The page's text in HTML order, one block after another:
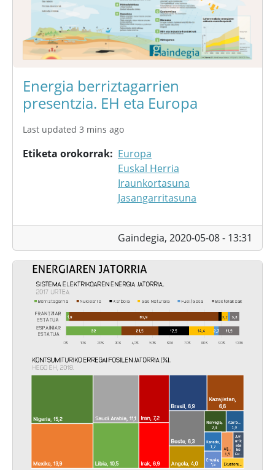
Energia berriztagarrien
presentzia. EH eta Europa
Last updated 3 mins ago
Etiketa orokorrak
Europa
Euskal Herria
Iraunkortasuna
Jasangarritasuna
Gaindegia, 2020-05-08 - 13:31